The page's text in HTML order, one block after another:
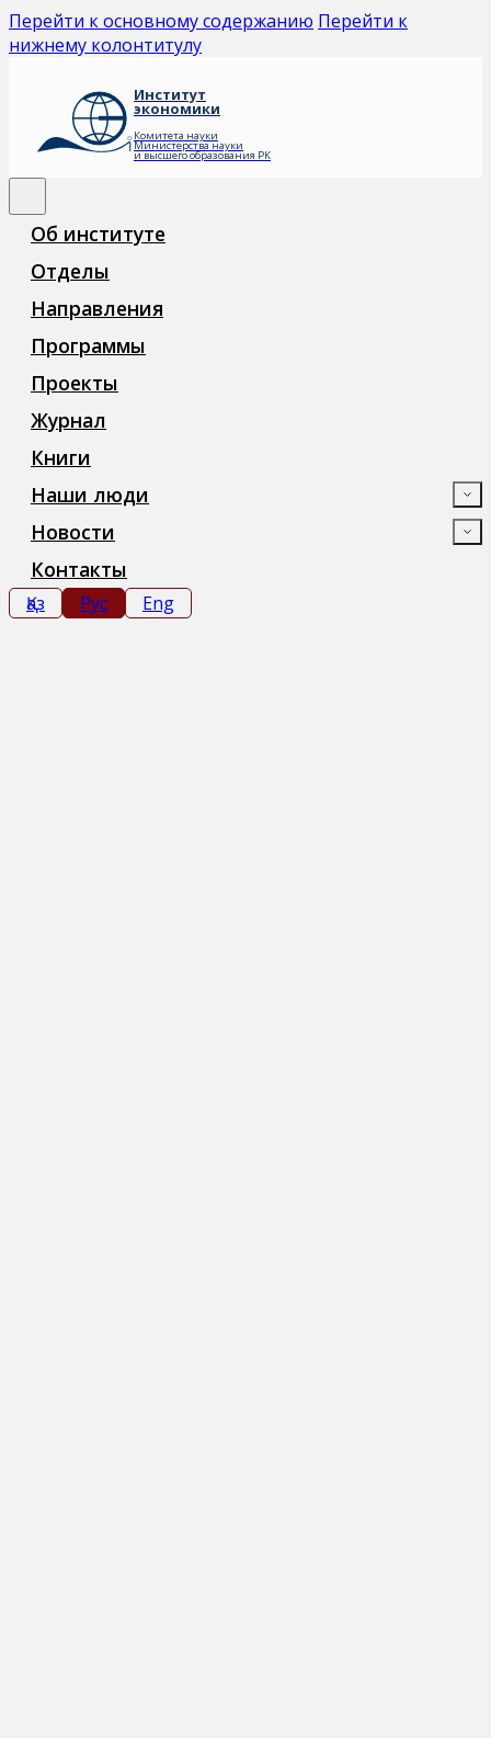
Перейти к основному содержанию Перейти к
нижнему колонтитулу
Институт
экономики
Комитета науки
Министерства науки
и высшего образования РК
Об институте
Отделы
Направления
Программы
Проекты
Журнал
Книги
Наши люди
Новости
Контакты
Қаз Рус Eng